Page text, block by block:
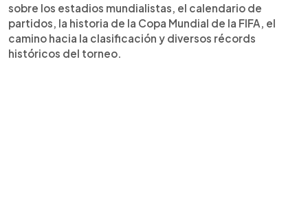
sobre los estadios mundialistas, el calendario de
partidos, la historia de la Copa Mundial de la FIFA, el
camino hacia la clasificación y diversos récords
históricos del torneo.